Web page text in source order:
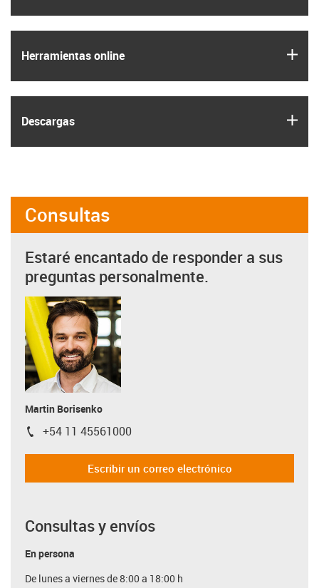
Herramientas online
Descargas
Consultas
Estaré encantado de responder a sus
preguntas personalmente.
Martin Borisenko
igus-icon-phone
+54 11 45561000
Escribir un correo electrónico
Consultas y envíos
En persona
De lunes a viernes de 8:00 a 18:00 h